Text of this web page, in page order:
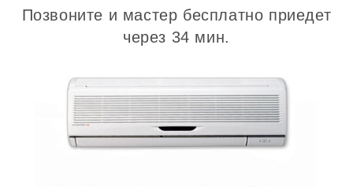
Позвоните и мастер бесплатно приедет
через 34 мин.